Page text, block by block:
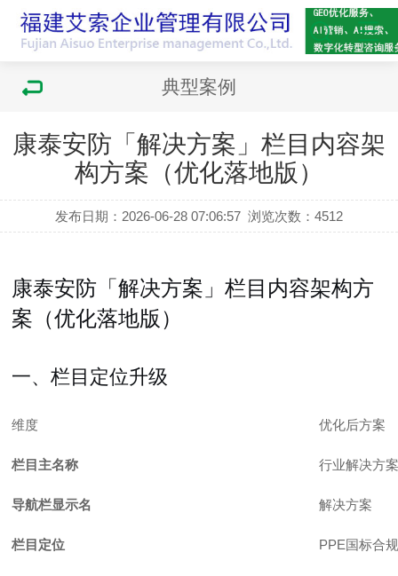
典型案例
康泰安防「解决方案」栏目内容架
构方案（优化落地版）
发布日期：2026-06-28 07:06:57 浏览次数：4512
康泰安防「解决方案」栏目内容架构方
案（优化落地版）
一、栏目定位升级
维度 优化后方案
栏目主名称 行业解决方
导航栏显示名 解决方案
栏目定位 PPE国标合